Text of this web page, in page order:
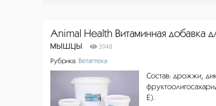
Animal Health Витаминная
мышцы
3948
Рубрика: Ветаптека
Состав: дрожжи,
Е).